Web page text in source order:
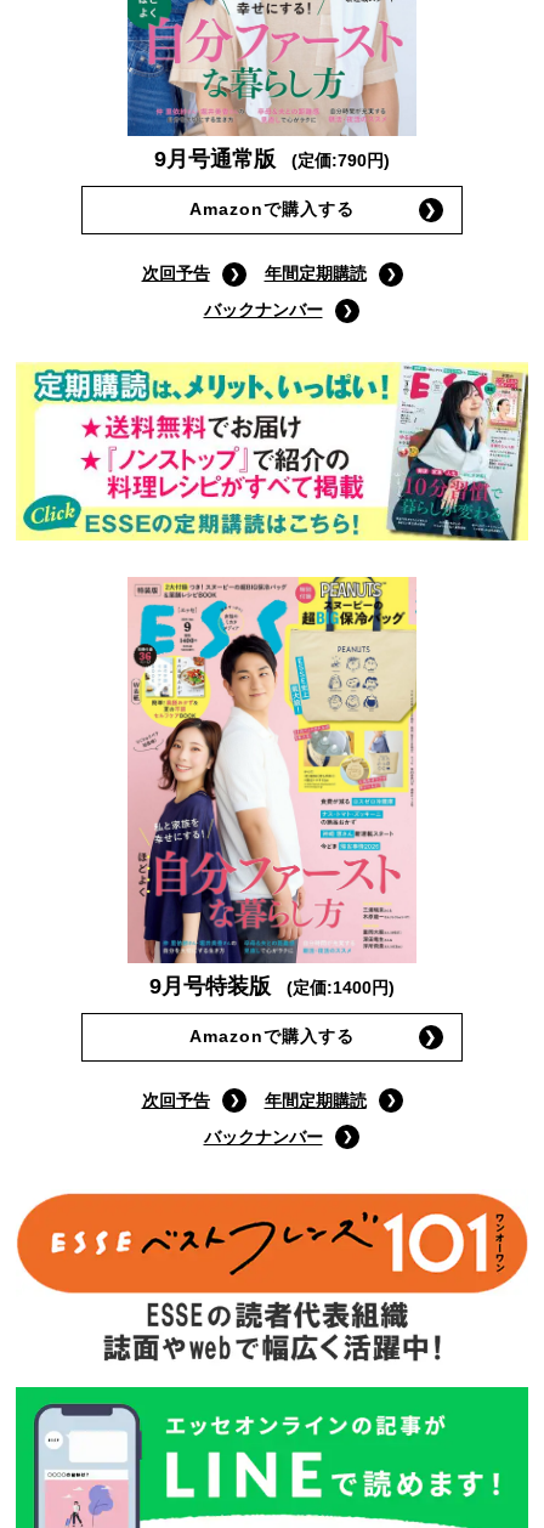
9月号通常版 (定価:790円)
Amazonで購入する
次回予告
年間定期購読
バックナンバー
9月号特装版 (定価:1400円)
Amazonで購入する
次回予告
年間定期購読
バックナンバー